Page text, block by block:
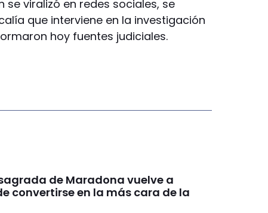
viralizó en redes sociales, se
que interviene en la investigación
hoy fuentes judiciales.
de Maradona vuelve a
convertirse en la más cara de la